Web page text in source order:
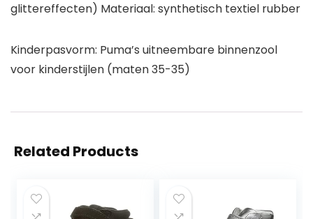
glittereffecten) Materiaal: synthetisch textiel rubber
Kinderpasvorm: Puma’s uitneembare binnenzool
voor kinderstijlen (maten 35-35)
Related Products